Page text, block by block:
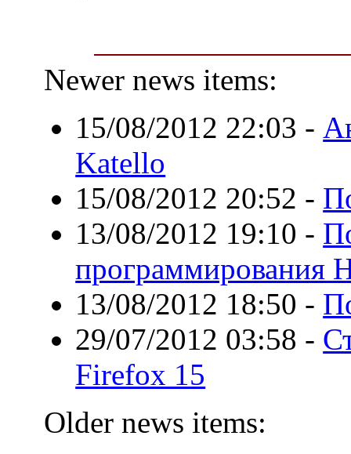
Newer news items:
15/08/2012 22:03 -
Katello
15/08/2012 20:52 -
13/08/2012 19:10 -
программирования
13/08/2012 18:50 -
29/07/2012 03:58 -
Firefox 15
Older news items: